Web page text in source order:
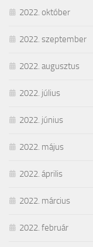
2022. október
2022. szeptember
2022. augusztus
2022. július
2022. június
2022. május
2022. április
2022. március
2022. február